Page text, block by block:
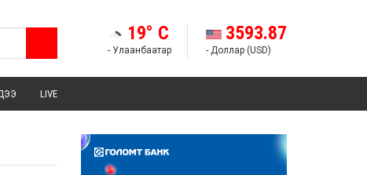
19° C
- Улаанбаатар
3593.87
- Доллар (USD)
LIVE